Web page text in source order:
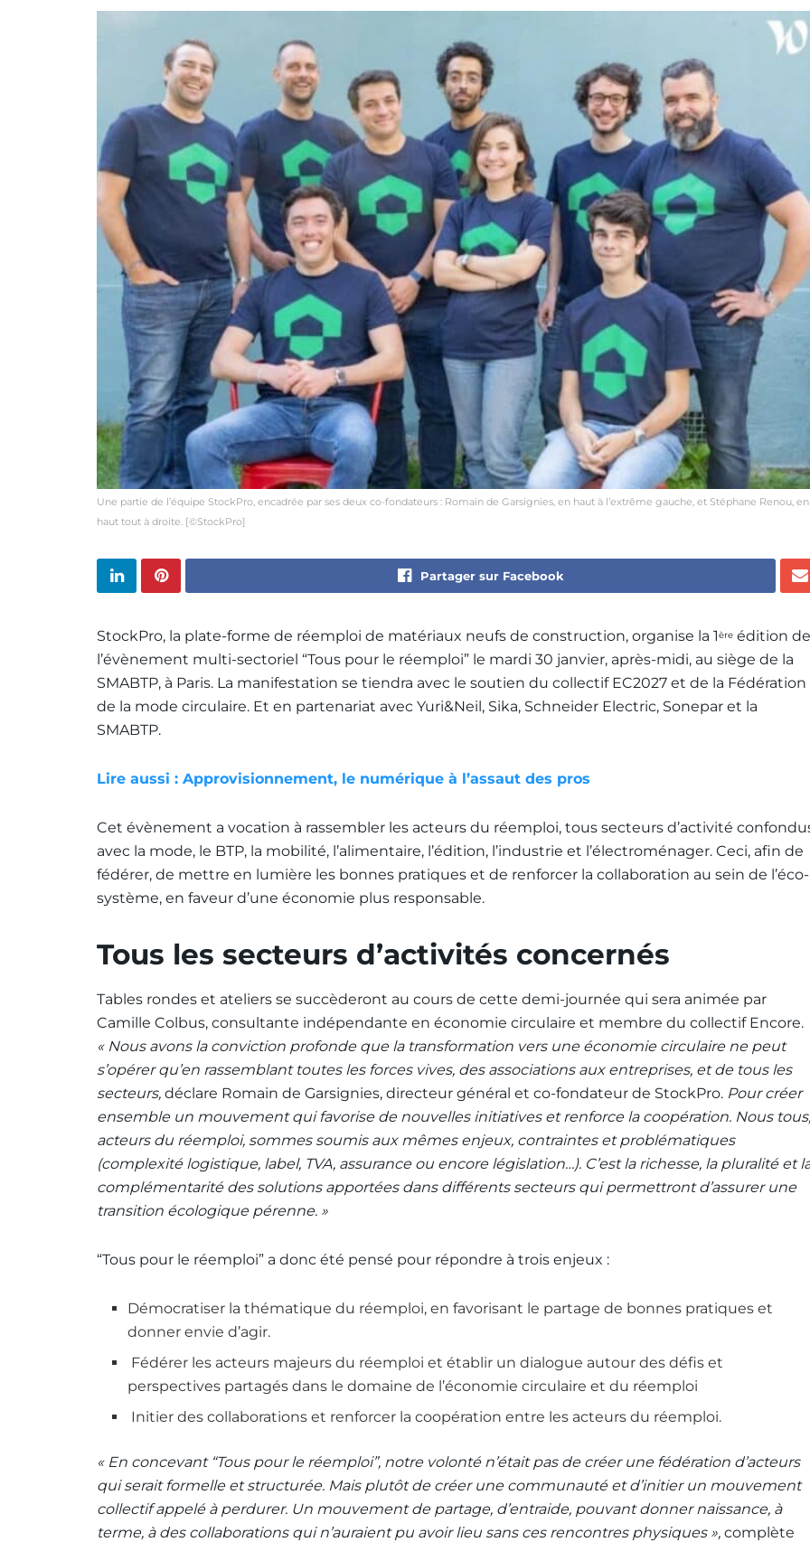
Une partie de l’équipe StockPro, encadrée par ses deux co-fondateurs : Romain de Garsignies, en haut à l’extrême gauche, et Stéphane Renou, en
haut tout à droite. [©StockPro]
Partager sur Facebook
StockPro, la plate-forme de réemploi de matériaux neufs de construction, organise la 1ère édition de
l’évènement multi-sectoriel “Tous pour le réemploi” le mardi 30 janvier, après-midi, au siège de la
SMABTP, à Paris. La manifestation se tiendra avec le soutien du collectif EC2027 et de la Fédération
de la mode circulaire. Et en partenariat avec Yuri&Neil, Sika, Schneider Electric, Sonepar et la
SMABTP.
Lire aussi : Approvisionnement, le numérique à l’assaut des pros
Cet évènement a vocation à rassembler les acteurs du réemploi, tous secteurs d’activité
avec la mode, le BTP, la mobilité, l’alimentaire, l’édition, l’industrie et l’électroménager. Ceci, afin de
fédérer, de mettre en lumière les bonnes pratiques et de renforcer la collaboration au sein de l’éco-
système, en faveur d’une économie plus responsable.
Tous les secteurs d’activités concernés
Tables rondes et ateliers se succèderont au cours de cette demi-journée qui sera animée par
Camille Colbus, consultante indépendante en économie circulaire et membre du collectif Encore.
« Nous avons la conviction profonde que la transformation vers une économie circulaire ne peut
s’opérer qu’en rassemblant toutes les forces vives, des associations aux entreprises, et de tous les
secteurs, déclare Romain de Garsignies, directeur général et co-fondateur de StockPro. Pour créer
ensemble un mouvement qui favorise de nouvelles initiatives et renforce la coopération. Nous tous,
acteurs du réemploi, sommes soumis aux mêmes enjeux, contraintes et problématiques
(complexité logistique, label, TVA, assurance ou encore législation…). C’est la richesse, la pluralité et
complémentarité des solutions apportées dans différents secteurs qui permettront d’assurer une
transition écologique pérenne. »
“Tous pour le réemploi” a donc été pensé pour répondre à trois enjeux :
Démocratiser la thématique du réemploi, en favorisant le partage de bonnes pratiques et
donner envie d’agir.
Fédérer les acteurs majeurs du réemploi et établir un dialogue autour des défis et
perspectives partagés dans le domaine de l’économie circulaire et du réemploi
Initier des collaborations et renforcer la coopération entre les acteurs du réemploi.
« En concevant “Tous pour le réemploi”, notre volonté n’était pas de créer une fédération d’acteurs
qui serait formelle et structurée. Mais plutôt de créer une communauté et d’initier un mouvement
collectif appelé à perdurer. Un mouvement de partage, d’entraide, pouvant donner naissance, à
terme, à des collaborations qui n’auraient pu avoir lieu sans ces rencontres physiques », complète